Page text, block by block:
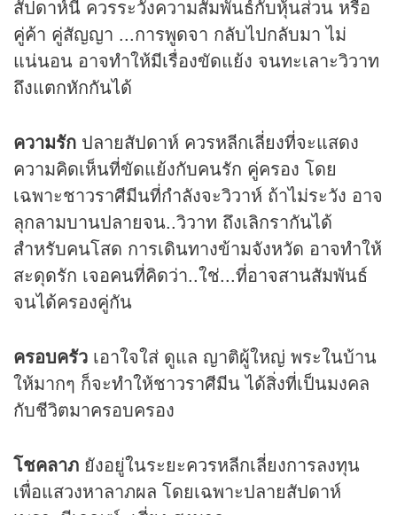
สัปดาห์นี้ ควรระวังความสัมพันธ์กับหุ้นส่วน หรือ
คู่ค้า คู่สัญญา ...การพูดจา กลับไปกลับมา ไม่
แน่นอน อาจทำให้มีเรื่องขัดแย้ง จนทะเลาะวิวาท
ถึงแตกหักกันได้
ความรัก ปลายสัปดาห์ ควรหลีกเลี่ยงที่จะแสดง
ความคิดเห็นที่ขัดแย้งกับคนรัก คู่ครอง โดย
เฉพาะชาวราศีมีนที่กำลังจะวิวาห์ ถ้าไม่ระวัง อาจ
ลุกลามบานปลายจน..วิวาท ถึงเลิกรากันได้
สำหรับคนโสด การเดินทางข้ามจังหวัด อาจทำให้
สะดุดรัก เจอคนที่คิดว่า..ใช่...ที่อาจสานสัมพันธ์
จนได้ครองคู่กัน
ครอบครัว เอาใจใส่ ดูแล ญาติผู้ใหญ่ พระในบ้าน
ให้มากๆ ก็จะทำให้ชาวราศีมีน ได้สิ่งที่เป็นมงคล
กับชีวิตมาครอบครอง
โชคลาภ ยังอยู่ในระยะควรหลีกเลี่ยงการลงทุน
เพื่อแสวงหาลาภผล โดยเฉพาะปลายสัปดาห์